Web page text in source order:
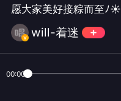
愿大家美好接粽而至ﾉ☀
will-着迷
00:00